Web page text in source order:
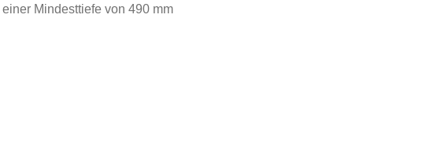
Mindesttiefe von 490 mm